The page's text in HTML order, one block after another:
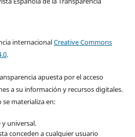
internacionalCreative Commons
.
apuesta por el acceso
a su información y recursos digitales.
se materializa en:
universal.
conceden a cualquier usuario